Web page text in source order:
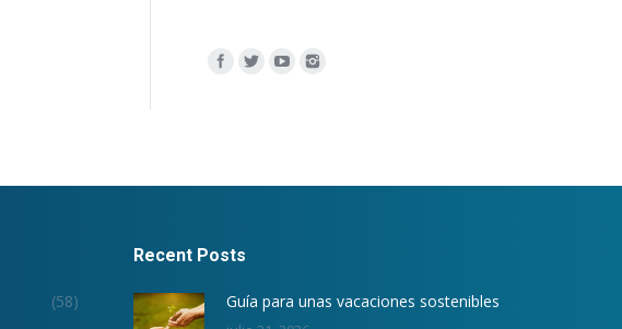
Encuéntranos en:
(58)
Recent Posts
Guía para unas vacaciones sostenibles